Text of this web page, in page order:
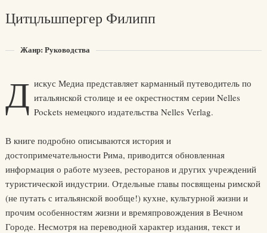
Цитцльшпергер Филипп
Жанр: Руководства
Д искус Медиа представляет карманный путеводитель по
итальянской столице и ее окрестностям серии Nelles
Pockets немецкого издательства Nelles Verlag.
В книге подробно описываются история и
достопримечательности Рима, приводится обновленная
информация о работе музеев, ресторанов и других учреждений
туристической индустрии. Отдельные главы посвящены римской
(не путать с итальянской вообще!) кухне, культурной жизни и
прочим особенностям жизни и времяпровождения в Вечном
Городе. Несмотря на переводной характер издания, текст и